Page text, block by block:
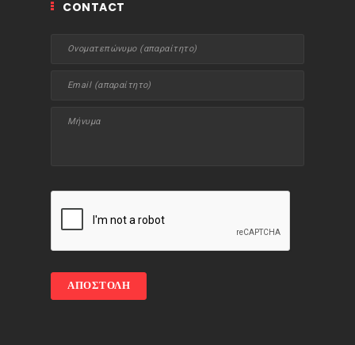
CONTACT